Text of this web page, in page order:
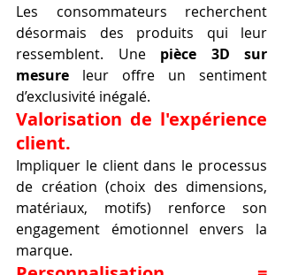
Les consommateurs recherchent
désormais des produits qui leur
ressemblent. Une pièce 3D sur
mesure leur offre un sentiment
d’exclusivité inégalé.
Valorisation de l'expérience
client.
Impliquer le client dans le processus
de création (choix des dimensions,
matériaux, motifs) renforce son
engagement émotionnel envers la
marque.